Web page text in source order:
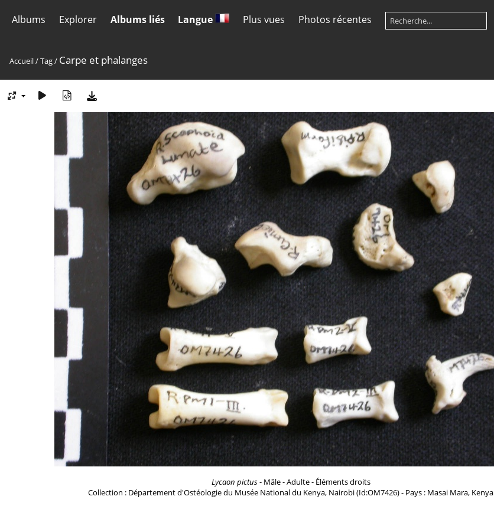
Albums Explorer Albums liés Langue Plus vues Photos récentes
Accueil/Tag/ Carpe et phalanges
Lycaon pictus- Mâle - Adulte - Éléments droits
Collection : Département d'Ostéologie du Musée National du Kenya, Nairobi (Id:OM7426) - Pays : Masai Mara, Kenya